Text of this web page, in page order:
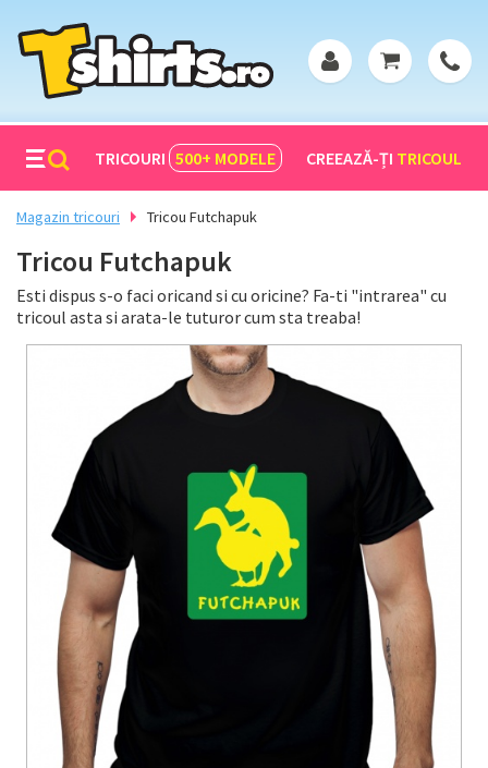
TRICOURI 500+ MODELE CREEAZĂ-ȚI TRICOUL
Magazin tricouri Tricou Futchapuk
Tricou Futchapuk
Esti dispus s-o faci oricand si cu oricine? Fa-ti "intrarea" cu
tricoul asta si arata-le tuturor cum sta treaba!